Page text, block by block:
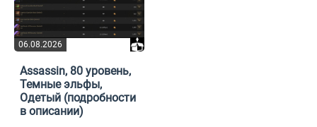
06.08.2026
Assassin, 80 уровень,
Темные эльфы,
Одетый (подробности
в описании)